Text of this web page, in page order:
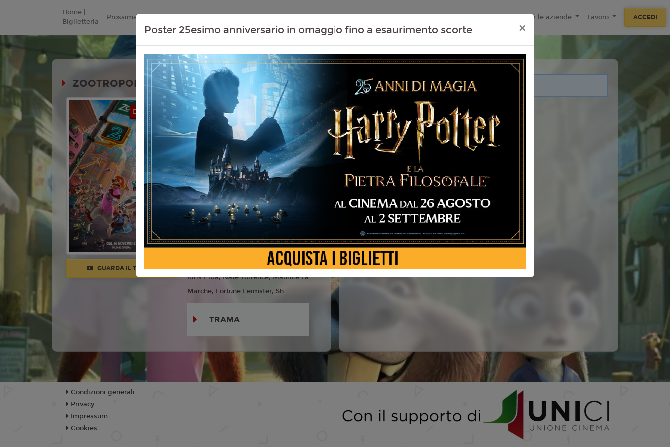
Home |
Biglietteria
Prossimamente Listino Prezzi Contenuti Extra Proiezioni Scolastiche Eventi Passati Tecnologie F.A.Q Per le aziende Lavoro ACCEDI
ZOOTROPOLIS 2 (ZOOTOPIA 2)
DOLBY ATMOS
GUARDA IL TRAILER
Durata: 107 min
Genere: Animazione, Avventura,
Commedia, Famiglia, Crime
Lingua:Italiano
EtàT
Regia:Jared Bush, Byron Howard
Con:Ginnifer Goodwin, Jason
Bateman, Ke Huy Quan, Jenny Slate,
Idris Elba, Nate Torrence, Maurice La
Marche, Fortune Feimster, Sh...
TRAMA
Non ci sono spettacoli legati a questo evento.
Poster 25esimo anniversario in omaggio fino a esaurimento scorte ×
Condizioni generali
Privacy
Impressum
Cookies